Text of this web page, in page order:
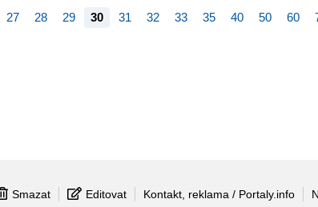
27 28 29 30 31 32 33 35 40 50 60
Smazat Editovat Kontakt, reklama / Portaly.info